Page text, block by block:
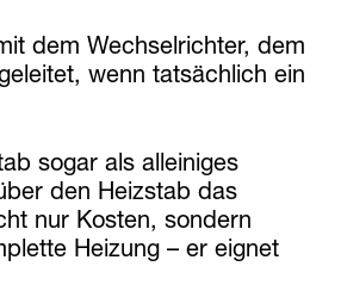
dem Wechselrichter, dem
wenn tatsächlich ein
sogar als alleiniges
den Heizstab das
nur Kosten, sondern
Heizung – er eignet